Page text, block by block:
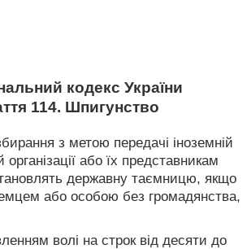
кодекс України
114. Шпигунство
з метою передачі іноземній
організації або їх представникам
державну таємницю, якщо
або особою без громадянства,
волі на строк від десяти до